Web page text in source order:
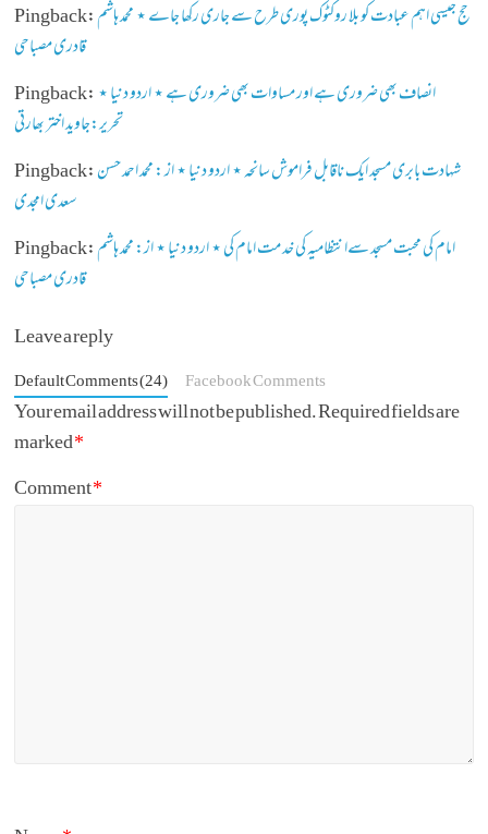
Pingback:حج جیسی اہم عبادت کو بلا روکٹوک پوری طرح سے جاری رکھا جاے ⋆ محمد ہاشم
قادری مصباحی
Pingback: انصاف بھی ضروری ہے اور مساوات بھی ضروری ہے ⋆ اردو دنیا ⋆
تحریر:جاوید اختر بھارتی
Pingback:شہادت بابری مسجد ایک ناقابل فراموش سانحہ ⋆ اردو دنیا ⋆ از : محمد احمد حسن
سعدی امجدی
Pingback:امام کی محبت مسجد سےانتظامیہ کی خد مت امام کی ⋆ اردو دنیا ⋆ از: محمد ہاشم
قادری مصباحی
Leave a reply
Default Comments (24) Facebook Comments
Your email address will not be published.Required fields are
marked*
Comment*